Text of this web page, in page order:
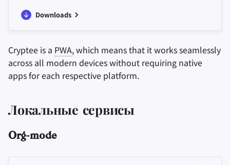
Downloads
Cryptee is a PWA, which means that it works seamlessly
across all modern devices without requiring native
apps for each respective platform.
Локальные сервисы
Org-mode